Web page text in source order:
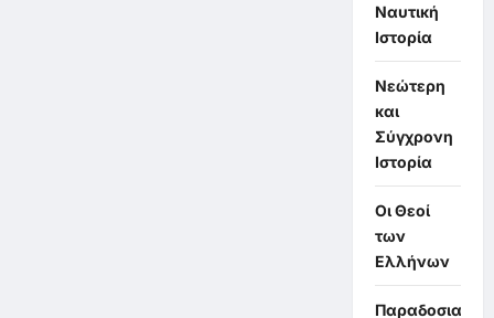
Ναυτική
Ιστορία
Νεώτερη
και
Σύγχρονη
Ιστορία
Οι Θεοί
των
Ελλήνων
Παραδοσιακά